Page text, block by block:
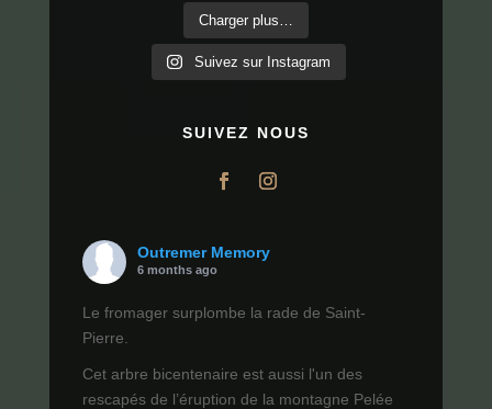
Charger plus…
Suivez sur Instagram
SUIVEZ NOUS
Outremer Memory
6 months ago
Le fromager surplombe la rade de Saint-
Pierre.
Cet arbre bicentenaire est aussi l'un des
rescapés de l’éruption de la montagne Pelée